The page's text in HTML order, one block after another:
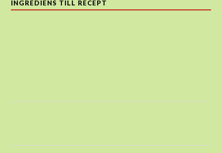
INGREDIENS TILL RECEPT